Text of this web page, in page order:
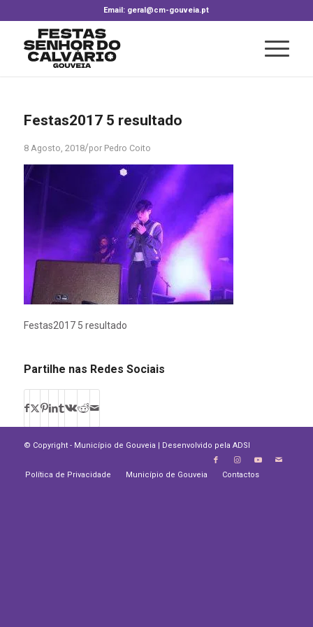
Email: geral@cm-gouveia.pt
Festas2017 5 resultado
8 Agosto, 2018/por Pedro Coito
Festas2017 5 resultado
Partilhe nas Redes Sociais
© Copyright - Município de Gouveia | Desenvolvido pela ADSI
Política de Privacidade Município de Gouveia Contactos